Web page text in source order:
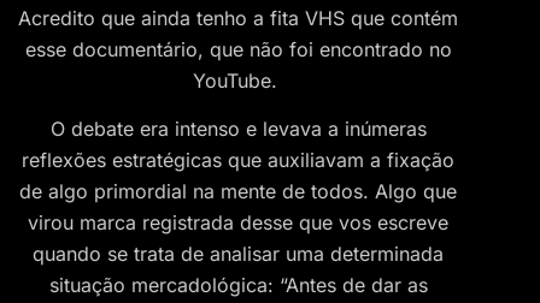
Acredito que ainda tenho a fita VHS que contém
esse documentário, que não foi encontrado no
YouTube.
O debate era intenso e levava a inúmeras
reflexões estratégicas que auxiliavam a fixação
de algo primordial na mente de todos. Algo que
virou marca registrada desse que vos escreve
quando se trata de analisar uma determinada
situação mercadológica: “Antes de dar as